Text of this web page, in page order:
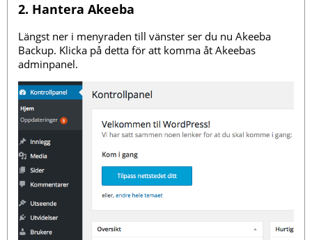
2. Hantera Akeeba
Längst ner i menyraden till vänster ser du nu Akeeba
Backup. Klicka på detta för att komma åt Akeebas
adminpanel.